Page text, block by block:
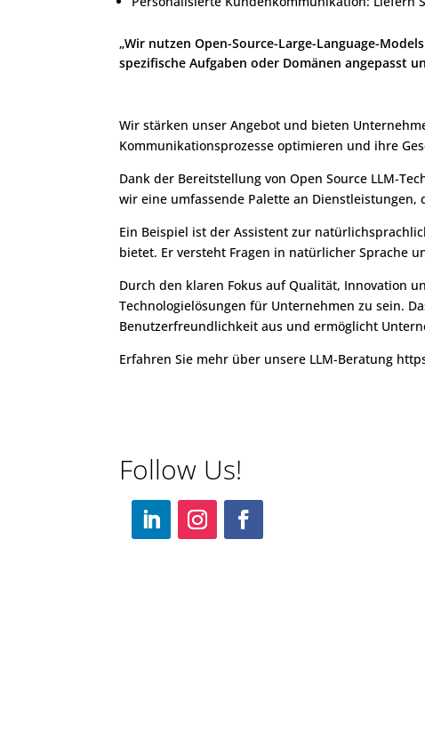
„Wir nutzen Open-Source-Large-Language-
spezifische Aufgaben oder Domänen angepasst
Wir stärken unser Angebot und bieten
Kommunikationsprozesse optimieren und ihre
Dank der Bereitstellung von Open Source LLM-
wir eine umfassende Palette an
Ein Beispiel ist der Assistent zur
bietet. Er versteht Fragen in natürlicher Sprache
Durch den klaren Fokus auf Qualität, Innovation
Technologielösungen für Unternehmen zu sein.
Benutzerfreundlichkeit aus und ermöglicht
Erfahren Sie mehr über unsere LLM-Beratung
Follow Us!